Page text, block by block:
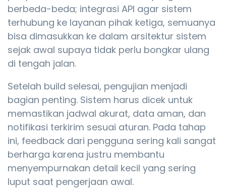
berbeda-beda; integrasi API agar sistem
terhubung ke layanan pihak ketiga, semuanya
bisa dimasukkan ke dalam arsitektur sistem
sejak awal supaya tidak perlu bongkar ulang
di tengah jalan.
Setelah build selesai, pengujian menjadi
bagian penting. Sistem harus dicek untuk
memastikan jadwal akurat, data aman, dan
notifikasi terkirim sesuai aturan. Pada tahap
ini, feedback dari pengguna sering kali sangat
berharga karena justru membantu
menyempurnakan detail kecil yang sering
luput saat pengerjaan awal.